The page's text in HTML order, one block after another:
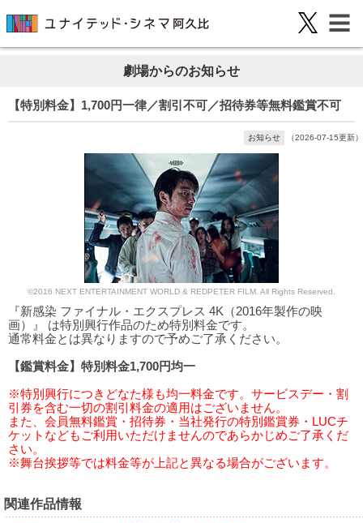
劇場からのお知らせ
【特別料金】1,700円一律／割引不可／招待券等無料鑑賞不可
お知らせ （2026-07-15更新）
©2016 NEXT ENTERTAINMENT WORLD & REDPETER FILM. All Rights Reserved.
『新感染 ファイナル・エクスプレス 4K（2016年製作の映
画）』 は特別興行作品のため特別料金です。
通常料金とは異なりますので予めご了承ください。
【鑑賞料金】特別料金1,700円均一
※特別興行につきどなた様も均一料金です。サービスデー・割
引券を含む一切の割引料金の適用はございません。
また、会員無料鑑賞・招待券・当社発行の特別鑑賞券・LUCチ
ケットなどもご利用いただけませんのであらかじめご了承くだ
さい。
※舞台挨拶等では料金等が上記と異なる場合がございます。
関連作品情報